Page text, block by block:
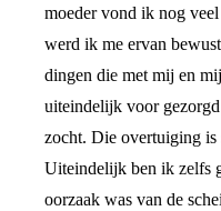
moeder vond ik nog
werd ik me ervan
dingen die met mij en
uiteindelijk voor
zocht. Die overtuiging is
Uiteindelijk ben ik zelfs
oorzaak was van de